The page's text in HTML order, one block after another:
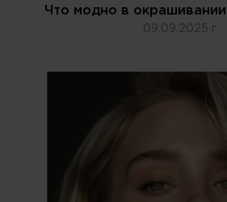
Что модно в
09.09.2025 г.